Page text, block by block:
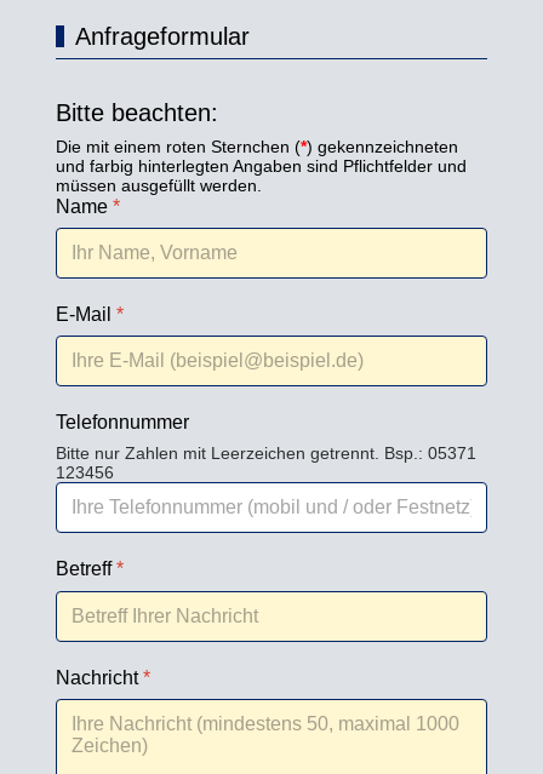
Anfrageformular
Bitte beachten:
Die mit einem roten Sternchen (*) gekennzeichneten
und farbig hinterlegten Angaben sind Pflichtfelder und
müssen ausgefüllt werden.
Name*
E-Mail*
Telefonnummer
Bitte nur Zahlen mit Leerzeichen getrennt. Bsp.: 05371
123456
Betreff*
Nachricht*